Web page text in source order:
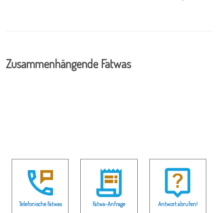
Zusammenhängende Fatwas
Telefonische Fatwas Fatwa-Anfrage Antwort abrufen!